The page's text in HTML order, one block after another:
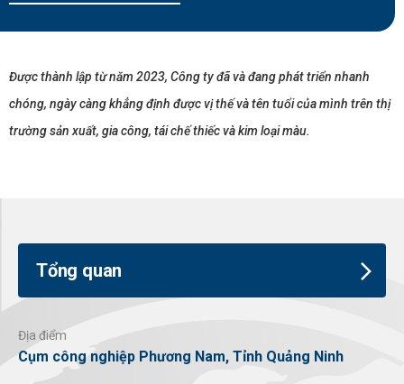
Được thành lập từ năm 2023, Công ty đã và đang phát triển nhanh
chóng, ngày càng khẳng định được vị thế và tên tuổi của mình trên thị
trường sản xuất, gia công, tái chế thiếc và kim loại màu.
Tổng quan
Địa điểm
Cụm công nghiệp Phương Nam, Tỉnh Quảng Ninh